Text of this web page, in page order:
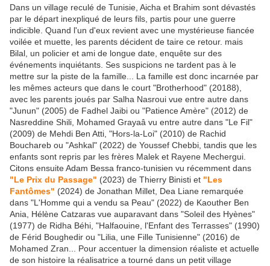
Dans un village reculé de Tunisie, Aicha et Brahim sont dévastés
par le départ inexpliqué de leurs fils, partis pour une guerre
indicible. Quand l'un d'eux revient avec une mystérieuse fiancée
voilée et muette, les parents décident de taire ce retour. mais
Bilal, un policier et ami de longue date, enquête sur des
événements inquiétants. Ses suspicions ne tardent pas à le
mettre sur la piste de la famille... La famille est donc incarnée par
les mêmes acteurs que dans le court "Brotherhood" (20188),
avec les parents joués par Salha Nasroui vue entre autre dans
"Junun" (2005) de Fadhel Jaibi ou "Patience Amère" (2012) de
Nasreddine Shili, Mohamed Grayaâ vu entre autre dans "Le Fil"
(2009) de Mehdi Ben Atti, "Hors-la-Loi" (2010) de Rachid
Bouchareb ou "Ashkal" (2022) de Youssef Chebbi, tandis que les
enfants sont repris par les frères Malek et Rayene Mechergui.
Citons ensuite Adam Bessa franco-tunisien vu récemment dans
"Le Prix du Passage" (2023) de Thierry Binisti et "Les
Fantômes" (2024) de Jonathan Millet, Dea Liane remarquée
dans "L'Homme qui a vendu sa Peau" (2022) de Kaouther Ben
Ania, Hélène Catzaras vue auparavant dans "Soleil des Hyènes"
(1977) de Ridha Béhi, "Halfaouine, l'Enfant des Terrasses" (1990)
de Férid Boughedir ou "Lilia, une Fille Tunisienne" (2016) de
Mohamed Zran... Pour accentuer la dimension réaliste et actuelle
de son histoire la réalisatrice a tourné dans un petit village